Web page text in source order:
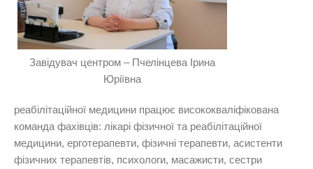
Завідувач центром – Пчелінцева Ірина
Юріївна
реабілітаційної медицини працює висококваліфікована
команда фахівців: лікарі фізичної та реабілітаційної
медицини, ерготерапевти, фізичні терапевти, асистенти
фізичних терапевтів, психологи, масажисти, сестри